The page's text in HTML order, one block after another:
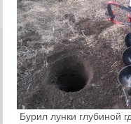
Бурил лунки глубиной